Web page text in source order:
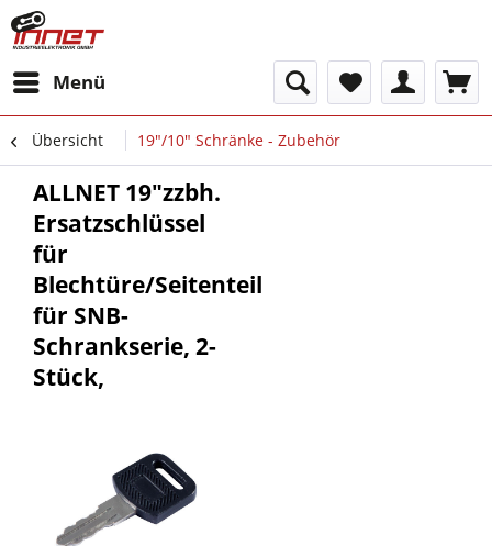
Menü
Übersicht 19"/10" Schränke - Zubehör
ALLNET 19"zzbh.
Ersatzschlüssel
für
Blechtüre/Seitenteil
für SNB-
Schrankserie, 2-
Stück,